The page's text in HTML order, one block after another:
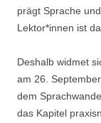
prägt Sprache
Lektor*innen ist
Deshalb widmet
am 26.
dem
das Kapitel